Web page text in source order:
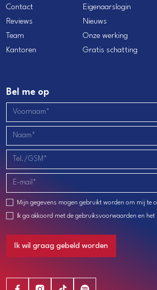
Contact
Eigenaarslogin
Reviews
Nieuws
Team
Onze werking
Kantoren
Gratis schatting
Bel me op
Mijn gegevens mogen gebruikt worden om mij te
Ik ga akkoord met de gebruiksvoorwaarden en het
Ik wil graag gebeld worden